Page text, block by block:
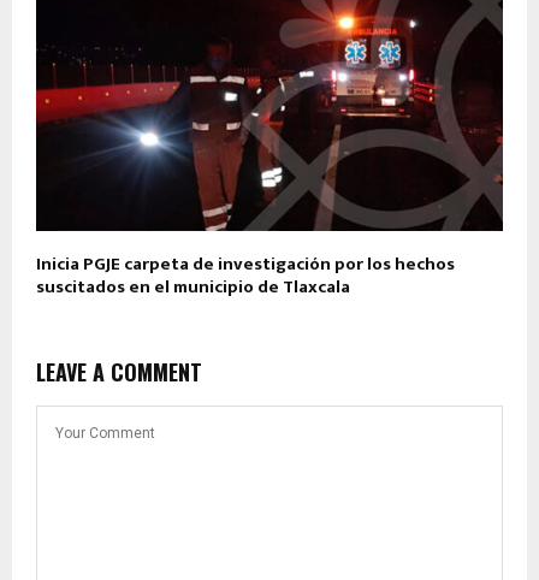
Inicia PGJE carpeta de investigación por los hechos
suscitados en el municipio de Tlaxcala
LEAVE A COMMENT